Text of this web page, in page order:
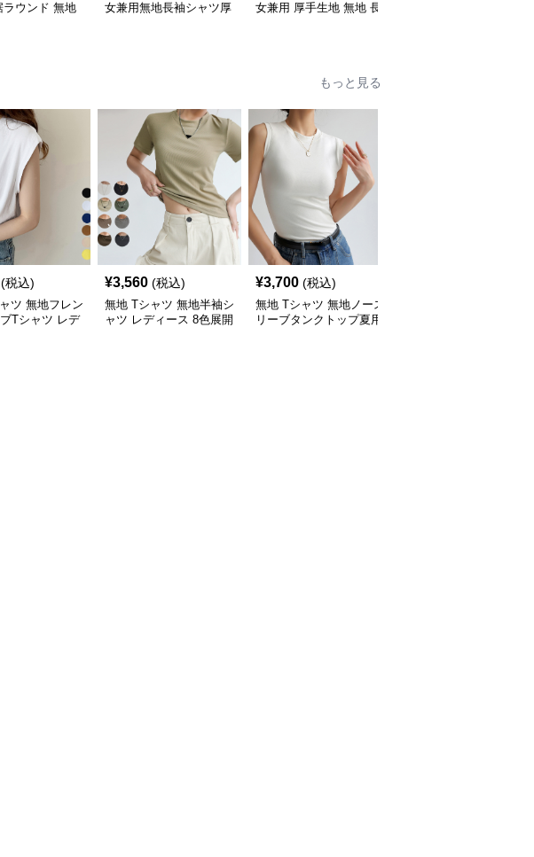
ラウンド 無地
女兼用無地長袖シャツ厚
女兼用 厚手生地 無地 長
もっと見る
(税込)
ツ 無地フレン
Tシャツ レデ
¥3,560 (税込)
無地 Tシャツ 無地半袖シ
ャツ レディース 8色展開
¥3,700 (税込)
無地 Tシャツ 無地ノース
リーブタンクトップ夏用